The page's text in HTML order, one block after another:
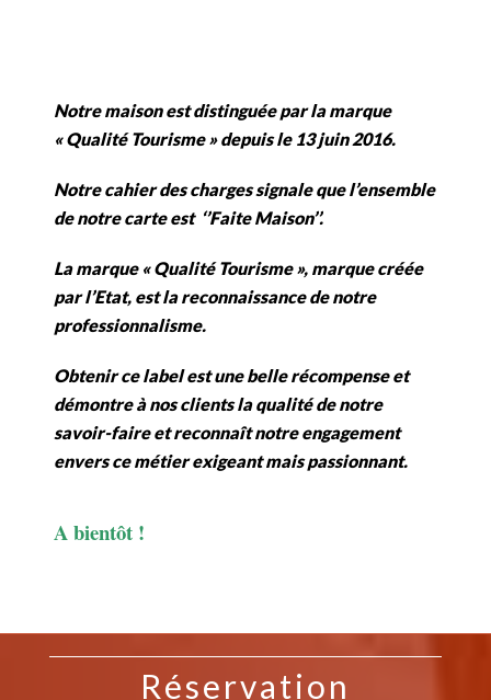
Notre maison est distinguée par la marque
« Qualité Tourisme » depuis le 13 juin 2016.
Notre cahier des charges signale que l’ensemble
de notre carte est ‘’Faite Maison’’.
La marque « Qualité Tourisme », marque créée
par l’Etat, est la reconnaissance de notre
professionnalisme.
Obtenir ce label est une belle récompense et
démontre à nos clients la qualité de notre
savoir-faire et reconnaît notre engagement
envers ce métier exigeant mais passionnant.
A bientôt !
Réservation